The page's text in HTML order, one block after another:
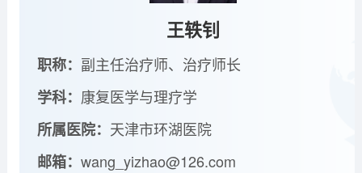
王轶钊
职称： 副主任治疗师、治疗师长
学科： 康复医学与理疗学
所属医院： 天津市环湖医院
邮箱：wang_yizhao@126.com